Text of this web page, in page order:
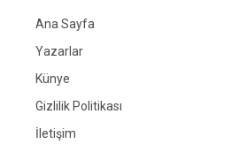
Ana Sayfa
Yazarlar
Künye
Gizlilik Politikası
İletişim